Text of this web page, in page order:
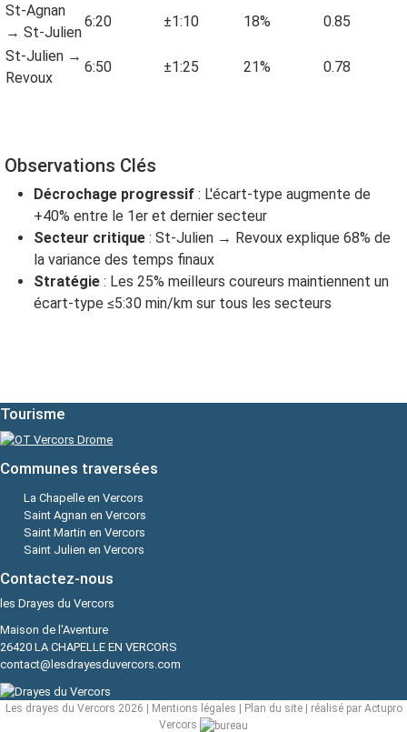
St-Agnan
→ St-Julien
6:20 ±1:10 18%
0.85
St-Julien →
Revoux
6:50 ±1:25 21% 0.78
Observations Clés
Décrochage progressif : L'écart-type augmente de
+40% entre le 1er et dernier secteur
Secteur critique : St-Julien → Revoux explique 68% de
la variance des temps finaux
Stratégie : Les 25% meilleurs coureurs maintiennent un
écart-type ≤5:30 min/km sur tous les secteurs
Tourisme
Communes traversées
La Chapelle en Vercors
Saint Agnan en Vercors
Saint Martin en Vercors
Saint Julien en Vercors
Contactez-nous
les Drayes du Vercors
Maison de l'Aventure
26420 LA CHAPELLE EN VERCORS
contact@lesdrayesduvercors.com
Les drayes du Vercors 2026 | Mentions légales Plan du site| réalisé par Actupro
Vercors